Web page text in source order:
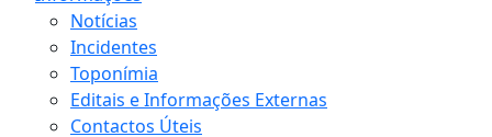
Notícias
Incidentes
Toponímia
Editais e Informações Externas
Contactos Úteis